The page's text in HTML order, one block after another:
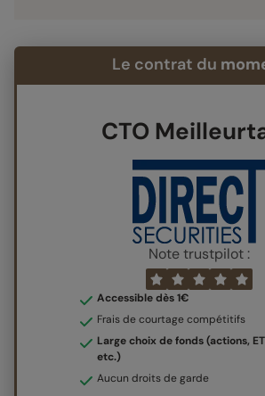
Le contrat du
CTO
Note trustpilot :
Accessible dès 1€
Frais de courtage compétitifs
Large choix de fonds (actions,
etc.)
Aucun droits de garde